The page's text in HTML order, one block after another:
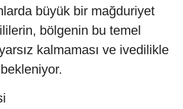
büyük bir mağduriyet
bölgenin bu temel
kalmaması ve ivedilikle